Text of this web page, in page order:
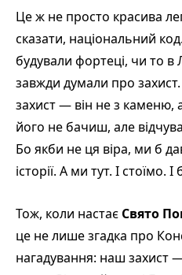
Це ж не просто красива
сказати, національний
будували фортеці, чи то в
завжди думали про
захист — він не з каменю,
його не бачиш, але
Бо якби не ця віра, ми б
історії. А ми тут. І стоїмо.
Тож, коли настає Свято
це не лише згадка про
нагадування: наш захист